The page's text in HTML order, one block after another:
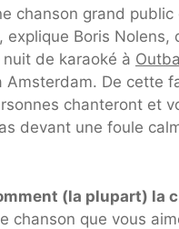
chanson grand public
explique Boris Nolens,
de karaoké à
Amsterdam. De cette
chanteront et
devant une foule
(la plupart) la
chanson que vous